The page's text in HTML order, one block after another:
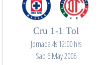
Cru 1-1 Tol
Jornada 4s 12:00 hrs
Sab 6 May 2006